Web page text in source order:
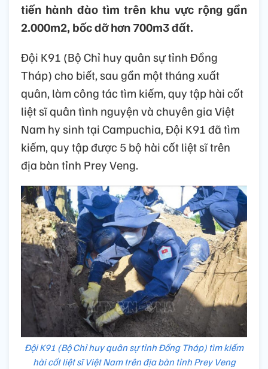
tiến hành đào tìm trên khu vực rộng gần
2.000m2, bốc dỡ hơn 700m3 đất.
Đội K91 (Bộ Chỉ huy quân sự tỉnh Đồng
Tháp) cho biết, sau gần một tháng xuất
quân, làm công tác tìm kiếm, quy tập hài cốt
liệt sĩ quân tình nguyện và chuyên gia Việt
Nam hy sinh tại Campuchia, Đội K91 đã tìm
kiếm, quy tập được 5 bộ hài cốt liệt sĩ trên
địa bàn tỉnh Prey Veng.
Đội K91 (Bộ Chỉ huy quân sự tỉnh Đồng Tháp) tìm kiếm
hài cốt liệt sĩ Việt Nam trên địa bàn tỉnh Prey Veng